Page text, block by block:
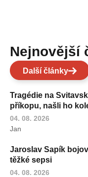
Další články
Tragédie na
příkopu, našli ho
04. 08. 2026
Jan
Jaroslav Sapík
těžké sepsi
04. 08. 2026